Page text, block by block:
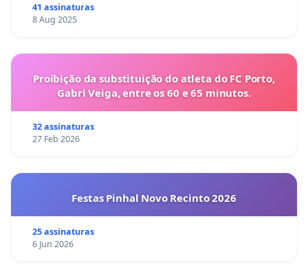
41 assinaturas
8 Aug 2025
Proibição da substituição do atleta do FC Porto,
Gabri Veiga, entre os 60 e 65 minutos.
32 assinaturas
27 Feb 2026
Festas Pinhal Novo Recinto 2026
25 assinaturas
6 Jun 2026